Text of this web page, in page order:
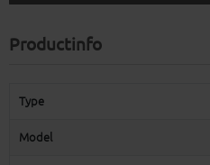
Productinfo
Type
Model